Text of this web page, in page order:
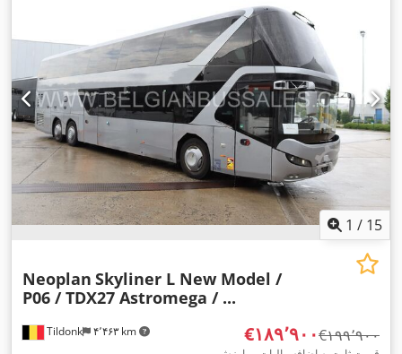
1 / 15
Tildonk ۴٬۴۶۳ km
Neoplan Skyliner L New Model /
P06 / TDX27 Astromega / ...
‎€۱۸۹٬۹۰۰ ‎€۱۹۹٬۹۰۰